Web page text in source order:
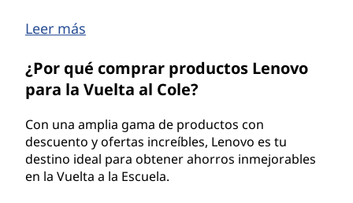
Leer más
¿Por qué comprar productos Lenovo
para la Vuelta al Cole?
Con una amplia gama de productos con
descuento y ofertas increíbles, Lenovo es tu
destino ideal para obtener ahorros inmejorables
en la Vuelta a la Escuela.